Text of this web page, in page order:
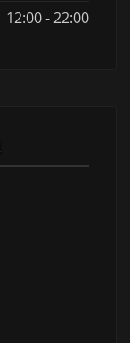
12:00 - 22:00